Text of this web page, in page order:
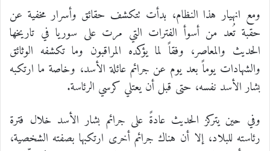
ومع انهيار هذا النظام، بدأت تتكشف حقائق وأسرار مخفية عن
حقبة تُعد من أسوأ الفترات التي مرت على سوريا في تاريخها
الحديث والمعاصر، وفقاً لما يؤكده المراقبون وما تكشفه الوثائق
والشهادات يوماً بعد يوم عن جرائم عائلة الأسد، وخاصة ما ارتكبه
بشار الأسد نفسه، حتى قبل أن يعتلي كرسي الرئاسة.
وفي حين يتركز الحديث عادةً على جرائم بشار الأسد خلال فترة
رئاسته للبلاد، إلا أن هناك جرائم أخرى ارتكبها بصفته الشخصية،